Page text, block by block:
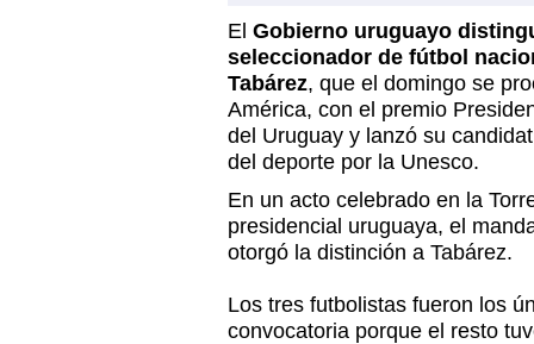
El Gobierno uruguayo
seleccionador de fútbol
Tabárez, que el domingo se
América, con el premio
del Uruguay y lanzó su
del deporte por la Unesco.
En un acto celebrado en la
presidencial uruguaya, el
otorgó la distinción a Tabárez.
Los tres futbolistas fueron los
convocatoria porque el resto